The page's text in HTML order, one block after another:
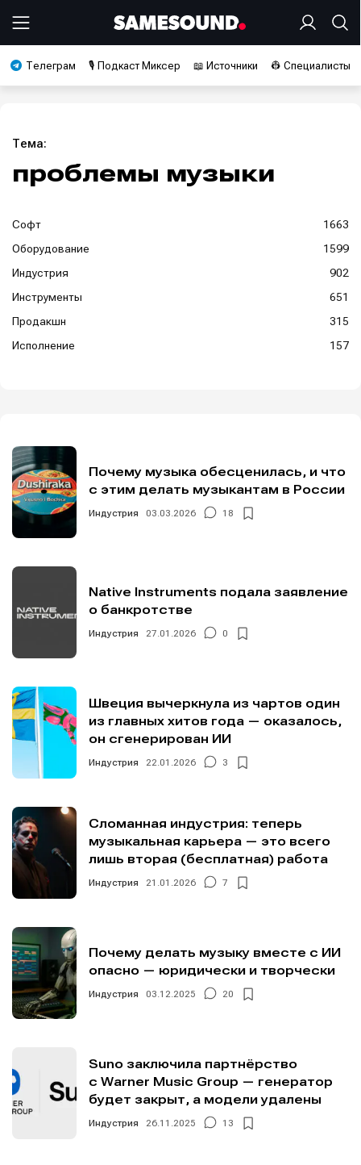
Телеграм 🎙️ Подкаст Миксер 📖 Источники 👷 Специалисты
Тема:
проблемы музыки
Софт
1663
Оборудование
1599
Индустрия
902
Инструменты
651
Продакшн
315
Исполнение
157
Почему музыка обесценилась, и что
с этим делать музыкантам в России
Индустрия 03.03.2026 18
Native Instruments подала заявление
о банкротстве
Индустрия 27.01.2026 0
Швеция вычеркнула из чартов один
из главных хитов года — оказалось,
он сгенерирован ИИ
Индустрия 22.01.2026 3
Сломанная индустрия: теперь
музыкальная карьера — это всего
лишь вторая (бесплатная) работа
Индустрия 21.01.2026 7
Почему делать музыку вместе с ИИ
опасно — юридически и творчески
Индустрия 03.12.2025 20
Suno заключила партнёрство
с Warner Music Group — генератор
будет закрыт, а модели удалены
Индустрия 26.11.2025 13